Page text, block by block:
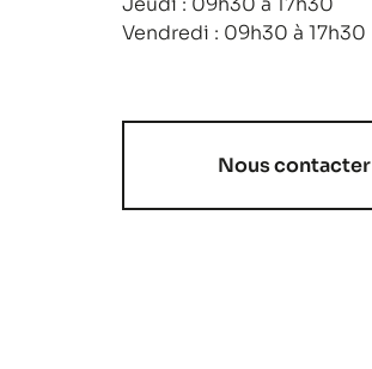
Vendredi : 09h30 à 17h30
Nous contacter